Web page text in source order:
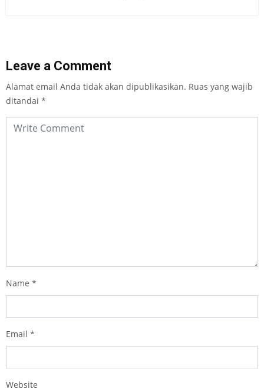
Leave a Comment
Alamat email Anda tidak akan dipublikasikan. Ruas yang wajib
ditandai *
Name *
Email *
Website